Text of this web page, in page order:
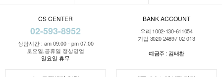
CS CENTER
02-593-8952
상담시간 : am 09:00 - pm 07:00
토요일,공휴일 정상영업
일요일 휴무
BANK ACCOUNT
우리 1002-130-611054
기업 3020-24897-02-013
예금주 : 김태환